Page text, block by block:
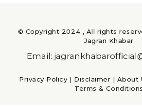
© Copyright 2024 , All rights
Jagran Khabar
Email:
Privacy Policy | Disclaimer | About
Terms & Conditions